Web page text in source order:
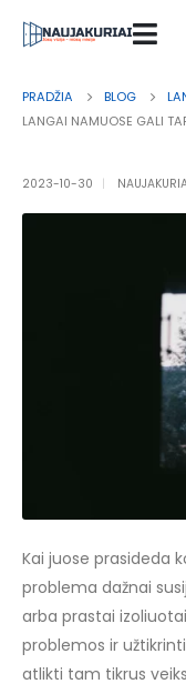
PRADŽIA BLOG
LANGAI NAMUOSE GALI
2023-10-30
Kai juose prasideda
problema dažnai
arba prastai
problemos ir
atlikti tam tikrus